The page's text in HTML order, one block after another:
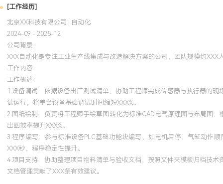
[工作经历]
北京XX科技有限公司 | 自动化
2024-09 - 2025-12
公司背景：
XXX自动化是专注工业生产线集成与改造解决方案的公司，团队规模约
工作内容：
工作概述：
1.设备调试：依据设备出厂测试清单，协助工程师完成传感器与执行器的
试运行，将单台设备基础调试时间缩短XXX%。
2.图纸绘制：负责将工程师手绘草图转化为标准CAD电气原理图与布局图
出图效率提升XXX%。
3.程序编写：参与标准设备PLC基础功能块编写，如电机启停、气缸动作
XXX秒，程序稳定性提升。
4.项目支持：协助整理项目物料清单与验收文档，按照文件夹模板归档技
文档管理贡献了XXX条有效建议。